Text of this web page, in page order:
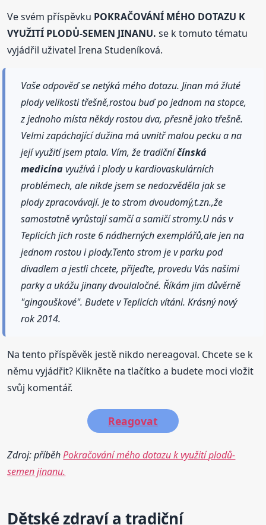
Ve svém příspěvku POKRAČOVÁNÍ MÉHO DOTAZU K
VYUŽITÍ PLODŮ-SEMEN JINANU. se k tomuto tématu
vyjádřil uživatel Irena Studeníková.
Vaše odpověď se netýká mého dotazu. Jinan má žluté
plody velikosti třešně,rostou buď po jednom na stopce,
z jednoho místa někdy rostou dva, přesně jako třešně.
Velmi zapáchající dužina má uvnitř malou pecku a na
její využití jsem ptala. Vím, že tradičníčínská
medicínavyužívá i plody u kardiovaskulárních
problémech, ale nikde jsem se nedozvěděla jak se
plody zpracovávají. Je to strom dvoudomý,t.zn.,že
samostatně vyrůstají samčí a samičí stromy.U nás v
Teplicích jich roste 6 nádherných exemplářů,ale jen na
jednom rostou i plody.Tento strom je v parku pod
divadlem a jestli chcete, přijeďte, provedu Vás našimi
parky a ukážu jinany dvoulaločné. Říkám jim důvěrně
"gingouškové". Budete v Teplicích vítáni. Krásný nový
rok 2014.
Na tento příspěvěk jestě nikdo nereagoval. Chcete se k
němu vyjádřit? Klikněte na tlačítko a budete moci vložit
svůj komentář.
Reagovat
Zdroj: příběhPokračování mého dotazu k využití plodů-
semen jinanu.
Dětské zdraví a tradiční